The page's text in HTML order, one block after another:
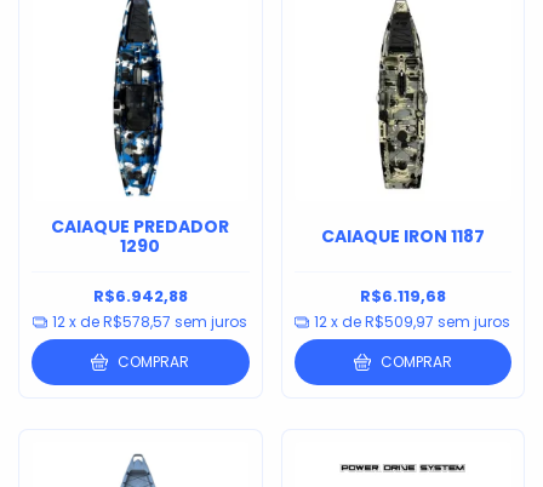
CAIAQUE PREDADOR
1290
R$6.942,88
12x deR$578,57 sem juros
COMPRAR
CAIAQUE IRON 1187
R$6.119,68
12x deR$509,97 sem juros
COMPRAR